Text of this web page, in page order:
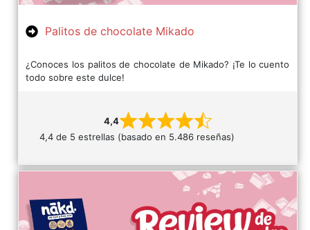
Palitos de chocolate Mikado
¿Conoces los palitos de chocolate de Mikado? ¡Te lo cuento
todo sobre este dulce!
4,4
4,4 de 5 estrellas (basado en 5.486 reseñas)